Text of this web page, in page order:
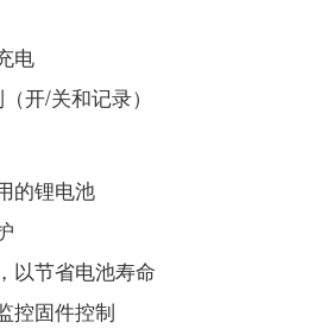
电
开/关和记录）
的锂电池
以节省电池寿命
控固件控制